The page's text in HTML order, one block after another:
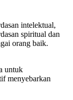
intelektual,
spiritual dan
orang baik.
untuk
menyebarkan